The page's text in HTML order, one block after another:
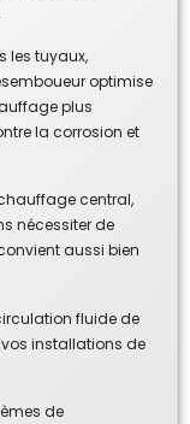
les tuyaux,
optimise
plus
la corrosion et
central,
nécessiter de
aussi bien
fluide de
vos installations de
de